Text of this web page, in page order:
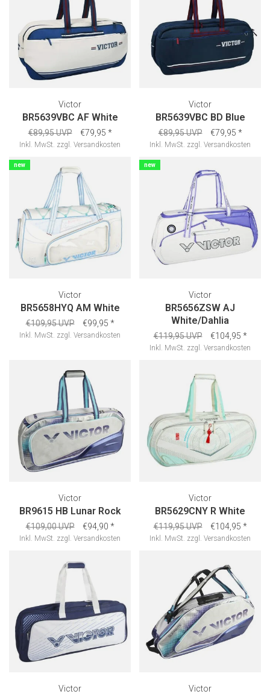
Victor
BR5639VBC AF White
€89,95 UVP €79,95 *
Inkl. MwSt. zzgl. Versandkosten
Victor
BR5639VBC BD Blue
€89,95 UVP €79,95 *
Inkl. MwSt. zzgl. Versandkosten
new
Victor
BR5658HYQ AM White
€109,95 UVP €99,95 *
Inkl. MwSt. zzgl. Versandkosten
new
Victor
BR5656ZSW AJ
White/Dahlia
€119,95 UVP €104,95 *
Inkl. MwSt. zzgl. Versandkosten
Victor
BR9615 HB Lunar Rock
€109,00 UVP €94,90 *
Inkl. MwSt. zzgl. Versandkosten
Victor
BR5629CNY R White
€119,95 UVP €104,95 *
Inkl. MwSt. zzgl. Versandkosten
Victor Victor